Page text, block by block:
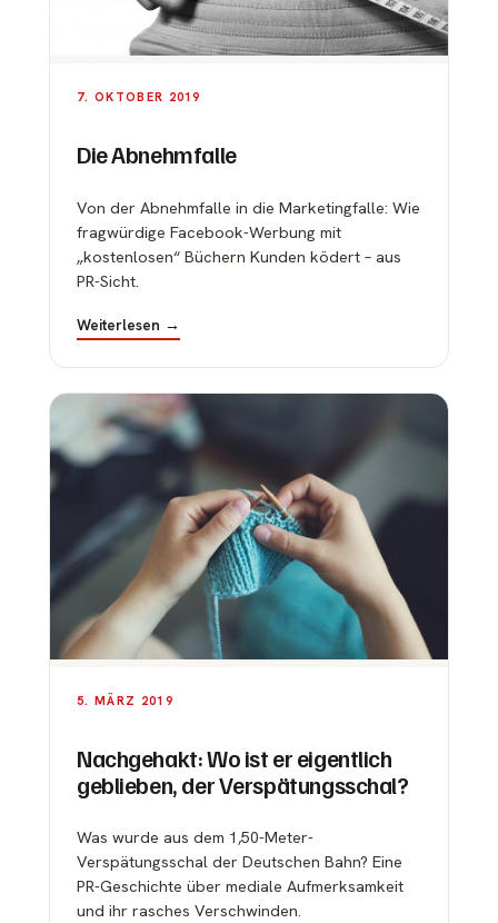
7. OKTOBER 2019
Die Abnehmfalle
Von der Abnehmfalle in die Marketingfalle: Wie
fragwürdige Facebook-Werbung mit
„kostenlosen“ Büchern Kunden ködert – aus
PR-Sicht.
Weiterlesen →
5. MÄRZ 2019
Nachgehakt: Wo ist er eigentlich
geblieben, der Verspätungsschal?
Was wurde aus dem 1,50-Meter-
Verspätungsschal der Deutschen Bahn? Eine
PR-Geschichte über mediale Aufmerksamkeit
und ihr rasches Verschwinden.